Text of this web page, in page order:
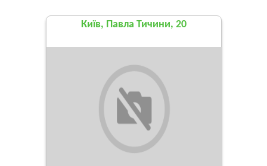
Київ, Павла Тичини, 20